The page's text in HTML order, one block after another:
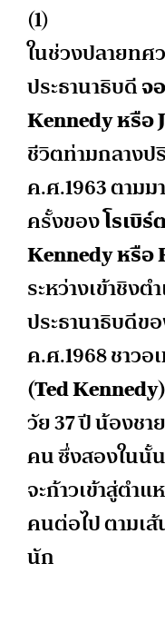
(1)
ในช่วงปลายทศ
ประธานาธิบดีจ
Kennedy หรือ
ชีวิตท่ามกลางป
ค.ศ.1963 ตาม
ครั้งของโรเบิ
Kennedy หรือ
ระหว่างเข้าชิง
ประธานาธิบดีข
ค.ศ.1968 ชาวอ
(Ted Kennedy)
วัย 37 ปี น้องช
คน ซึ่งสองในนั้
จะก้าวเข้าสู่ตำ
คนต่อไป ตามเ
นัก